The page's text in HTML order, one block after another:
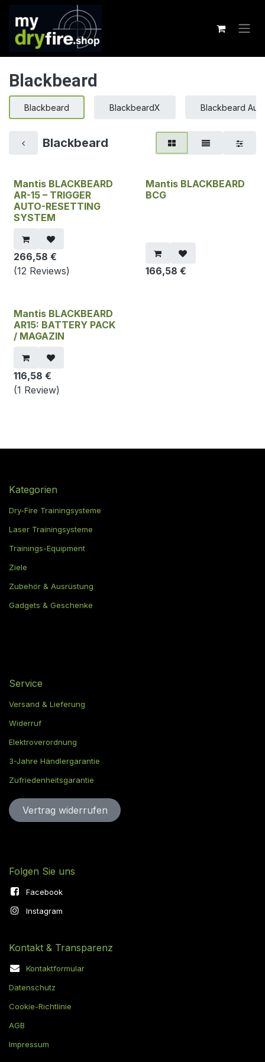
Blackbeard
Blackbeard BlackbeardX Blackbeard
Blackbeard
Mantis BLACKBEARD
AR-15 – TRIGGER
AUTO-RESETTING
SYSTEM
266,58 €
(12 Reviews)
Mantis BLACKBEARD
BCG
166,58 €
Mantis BLACKBEARD
AR15: BATTERY PACK
/ MAGAZIN
116,58 €
(1 Review)
Kategorien
Dry-Fire Trainingsysteme
Laser Trainingsysteme
Trainings-Equipment
Ziele
Zubehör & Ausrüstung
Gadgets & Geschenke
Service
Versand & Lieferung
Widerruf
Elektroverordnung
3-Jahre Händlergarantie
Zufriedenheitsgarantie
Vertrag widerru​​​​​​​​​​fen
Folgen Sie uns
Facebook
Instagram
Kontakt & Transparenz
Kontaktformular
Datenschutz
Cookie-Richtlinie
AGB
Impressum